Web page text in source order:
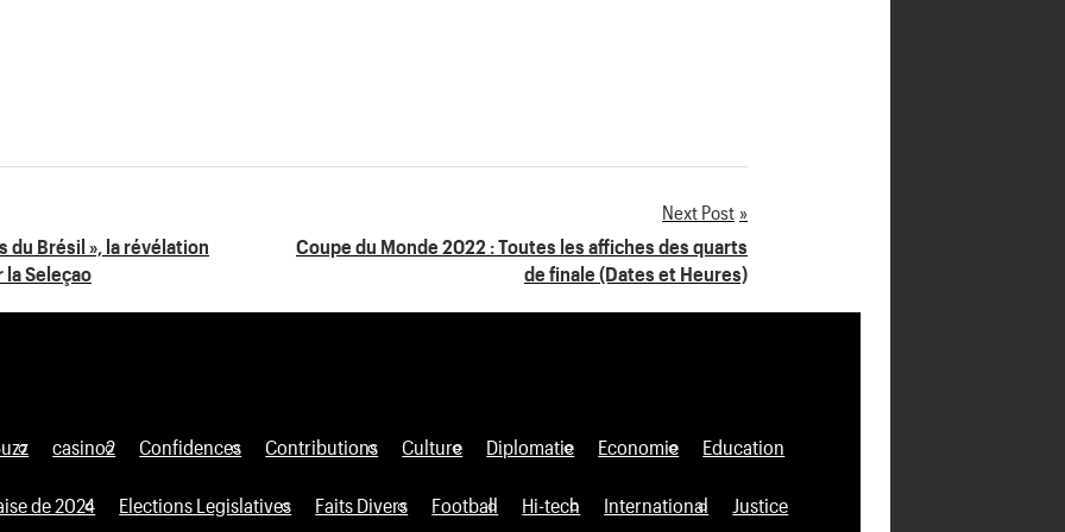
du Brésil », la révélation
la Seleçao
Next Post
Coupe du Monde 2022 : Toutes les affiches des quarts
de finale (Dates et Heures)
casino2 Confidences Contributions Culture Diplomatie Economie Education
de 2024 Elections Legislatives Faits Divers Football Hi-tech International Justice